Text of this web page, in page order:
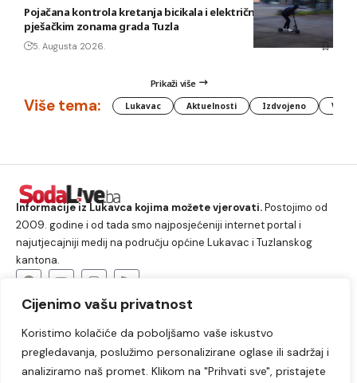
Cijenimo vašu privatnost
Koristimo kolačiće da poboljšamo vaše iskustvo
pregledavanja, poslužimo personalizirane oglase ili sadržaj i
analiziramo naš promet. Klikom na "Prihvati sve", pristajete
Pojačana kontrola kretanja bicikala i električnih romobila u
pješačkim zonama grada Tuzla
5. Augusta 2026.
Prikaži više
Više tema: Lukavac Aktuelnosti Izdvojeno
Informacije iz Lukavca kojima možete vjerovati.Postojimo od
2009. godine i od tada smo najposjećeniji internet portal i
najutjecajniji medij na području općine Lukavac i Tuzlanskog
kantona.
Lukavac Društvo Crna hronika
Sport
Kultura
Kolumne Slobodno vrijeme